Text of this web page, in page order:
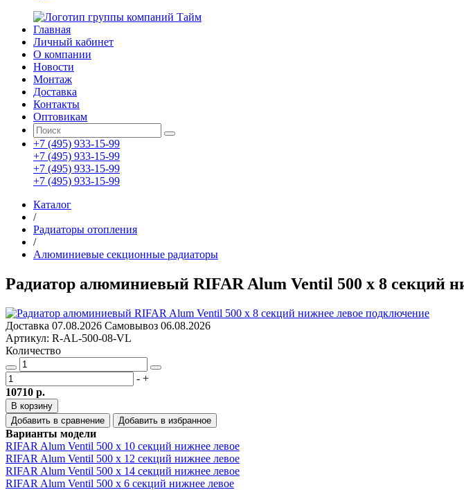
Главная
Личный кабинет
О компании
Новости
Монтаж
Доставка
Контакты
Оптовикам
+7 (495) 933-15-99
+7 (495) 933-15-99
+7 (495) 933-15-99
+7 (495) 933-15-99
Каталог
/
Радиаторы отопления
/
Алюминиевые секционные радиаторы
Радиатор алюминиевый RIFAR Alum Ventil 500 x 8 секций
Доставка 07.08.2026 Самовывоз 06.08.2026
Артикул: R-AL-500-08-VL
Количество
- +
10710 р.
В корзину
Добавить в сравнение
Добавить в избранное
Варианты модели
RIFAR Alum Ventil 500 x 10 секций нижнее левое
RIFAR Alum Ventil 500 x 12 секций нижнее левое
RIFAR Alum Ventil 500 x 14 секций нижнее левое
RIFAR Alum Ventil 500 x 6 секций нижнее левое